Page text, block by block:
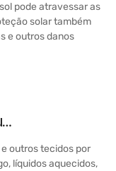
pode atravessar as
solar também
e outros danos
outros tecidos por
líquidos aquecidos,